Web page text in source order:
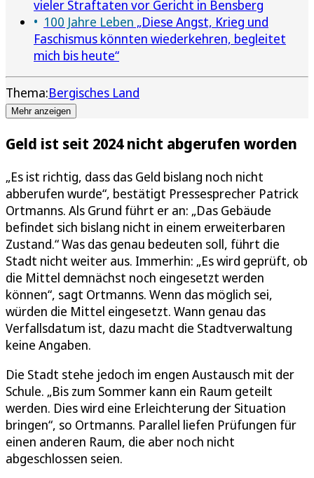
vieler Straftaten vor Gericht in Bensberg
100 Jahre Leben „Diese Angst, Krieg und
Faschismus könnten wiederkehren, begleitet
mich bis heute“
Thema:Bergisches Land
Mehr anzeigen
Geld ist seit 2024 nicht abgerufen worden
„Es ist richtig, dass das Geld bislang noch nicht
abberufen wurde“, bestätigt Pressesprecher Patrick
Ortmanns. Als Grund führt er an: „Das Gebäude
befindet sich bislang nicht in einem erweiterbaren
Zustand.“ Was das genau bedeuten soll, führt die
Stadt nicht weiter aus. Immerhin: „Es wird geprüft, ob
die Mittel demnächst noch eingesetzt werden
können“, sagt Ortmanns. Wenn das möglich sei,
würden die Mittel eingesetzt. Wann genau das
Verfallsdatum ist, dazu macht die Stadtverwaltung
keine Angaben.
Die Stadt stehe jedoch im engen Austausch mit der
Schule. „Bis zum Sommer kann ein Raum geteilt
werden. Dies wird eine Erleichterung der Situation
bringen“, so Ortmanns. Parallel liefen Prüfungen für
einen anderen Raum, die aber noch nicht
abgeschlossen seien.